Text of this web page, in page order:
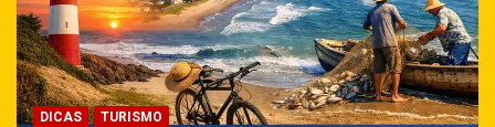
DICAS TURISMO